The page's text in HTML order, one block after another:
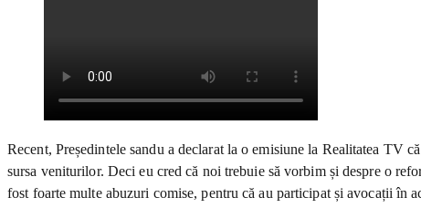
Recent, Președintele sandu a declarat la o emisiune la Realitatea TV
sursa veniturilor. Deci eu cred că noi trebuie să vorbim și despre o
fost foarte multe abuzuri comise, pentru că au participat și avocații în